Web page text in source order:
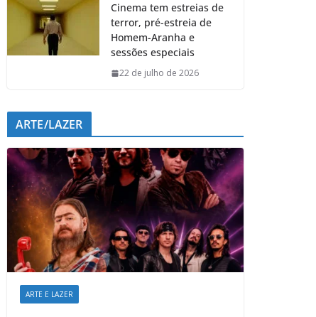
Cinema tem estreias de
terror, pré-estreia de
Homem-Aranha e
sessões especiais
22 de julho de 2026
ARTE/LAZER
ARTE E LAZER